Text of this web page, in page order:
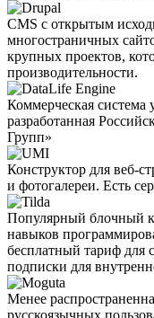
CMS с открытым
многостраничных
крупных проектов,
производительности.
Коммерческая система
разработанная
Групп»
Конструктор для веб-
и фотогалереи. Есть
Популярный блочный
навыков
бесплатный тариф для
подписки для
Менее
русскоязычных